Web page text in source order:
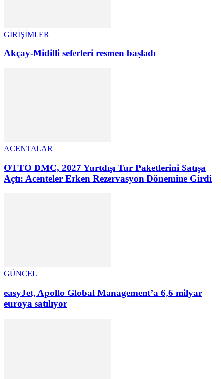
GİRİŞİMLER
Akçay-Midilli seferleri resmen başladı
ACENTALAR
OTTO DMC, 2027 Yurtdışı Tur Paketlerini Satışa
Açtı: Acenteler Erken Rezervasyon Dönemine Girdi
GÜNCEL
easyJet, Apollo Global Management’a 6,6 milyar
euroya satılıyor